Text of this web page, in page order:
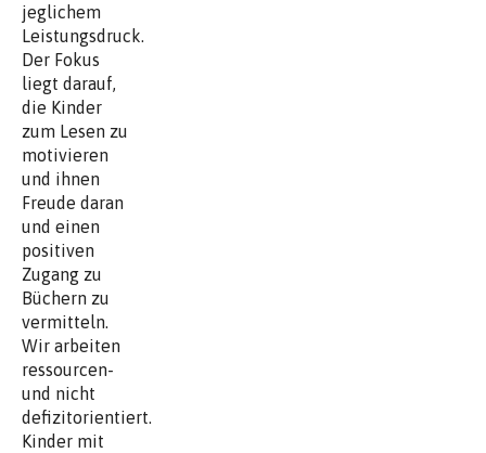
jeglichem
Leistungsdruck.
Der Fokus
liegt darauf,
die Kinder
zum Lesen zu
motivieren
und ihnen
Freude daran
und einen
positiven
Zugang zu
Büchern zu
vermitteln.
Wir arbeiten
ressourcen-
und nicht
defizitorientiert.
Kinder mit